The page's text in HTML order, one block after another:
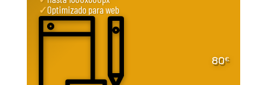
✓Optimizado para web
80€